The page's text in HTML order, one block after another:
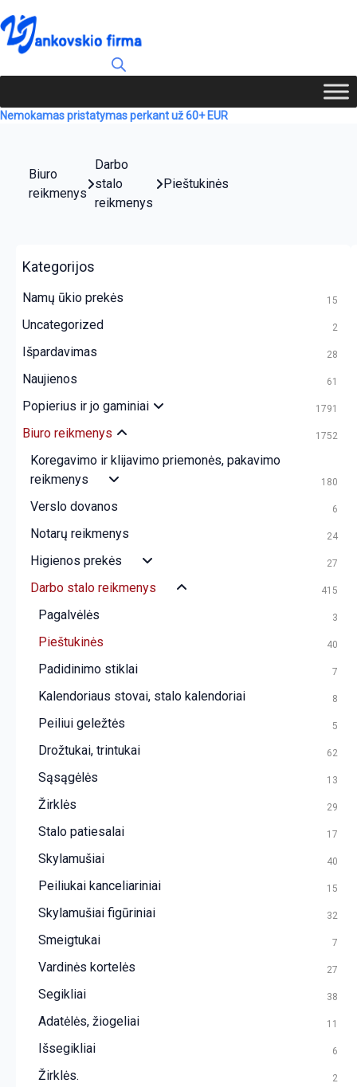
Nemokamas pristatymas perkant už 60+ EUR
Biuro
reikmenys
Darbo
stalo
reikmenys
Pieštukinės
Kategorijos
Namų ūkio prekės 15
Uncategorized 2
Išpardavimas 28
Naujienos 61
Popierius ir jo gaminiai 1791
Biuro reikmenys 1752
Koregavimo ir klijavimo priemonės, pakavimo
reikmenys
180
Verslo dovanos 6
Notarų reikmenys 24
Higienos prekės 27
Darbo stalo reikmenys 415
Pagalvėlės 3
Pieštukinės 40
Padidinimo stiklai 7
Kalendoriaus stovai, stalo kalendoriai 8
Peiliui geležtės 5
Drožtukai, trintukai 62
Sąsągėlės 13
Žirklės 29
Stalo patiesalai 17
Skylamušiai 40
Peiliukai kanceliariniai 15
Skylamušiai figūriniai 32
Smeigtukai 7
Vardinės kortelės 27
Segikliai 38
Adatėlės, žiogeliai 11
Išsegikliai 6
Žirklės. 2